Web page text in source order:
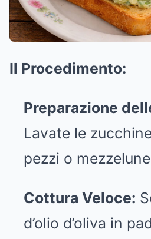
Il Procedimento:
Preparazione
Lavate le
pezzi o
Cottura Veloce:
d’olio d’oliva in